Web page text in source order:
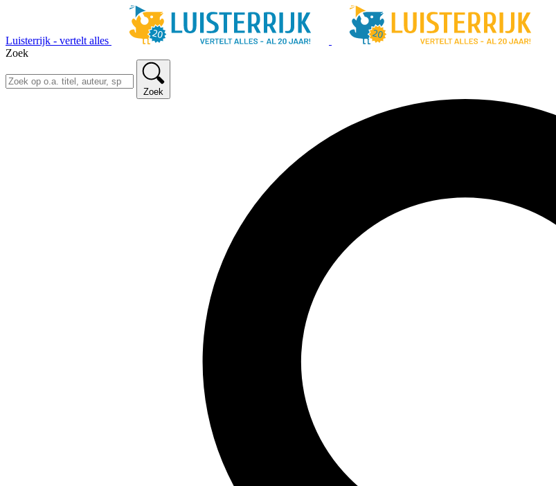
Luisterrijk - vertelt alles
Zoek
Zoek